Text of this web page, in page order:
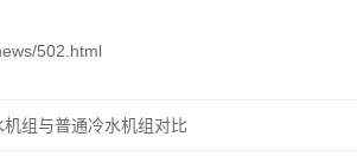
502.html
组与普通冷水机组对比